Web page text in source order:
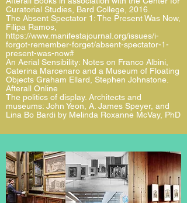
Curatorial Studies, Bard College, 2016.
The Absent Spectator 1: The Present Was Now,
Filipa Ramos,
https://www.manifestajournal.org/issues/i-
forgot-remember-forget/absent-spectator-1-
present-was-now#
An Aerial Sensibility: Notes on Franco Albini,
Caterina Marcenaro and a Museum of Floating
Objects Graham Ellard, Stephen Johnstone.
Afterall Online
The politics of display. Architects and
museums: John Yeon, A. James Speyer, and
Lina Bo Bardi by Melinda Roxanne McVay, PhD